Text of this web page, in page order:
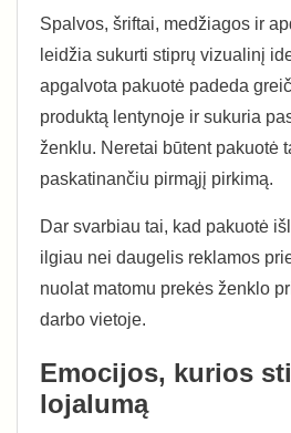
Spalvos, šriftai, medžiagos ir
leidžia sukurti stiprų vizualinį
apgalvota pakuotė padeda
produktą lentynoje ir sukuria
ženklu. Neretai būtent pakuotė
paskatinančiu pirmąjį pirkimą.
Dar svarbiau tai, kad pakuotė
ilgiau nei daugelis reklamos
nuolat matomu prekės ženklo
darbo vietoje.
Emocijos, kurios
lojalumą